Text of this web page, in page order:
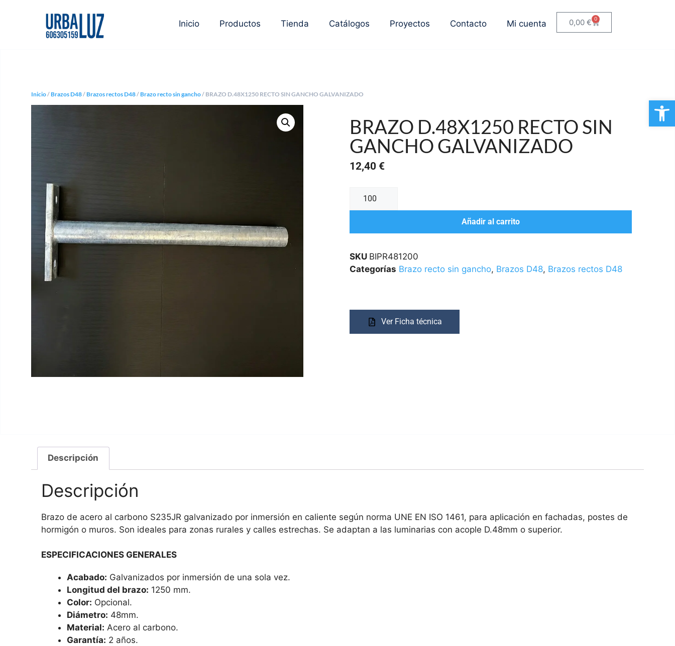
Inicio Productos Tienda Catálogos Proyectos Contacto Mi cuenta 0,00 € 0
Inicio/Brazos D48/Brazos rectos D48/Brazo recto sin gancho/ BRAZO D.48X1250 RECTO SIN GANCHO GALVANIZADO
BRAZO D.48X1250 RECTO SIN
GANCHO GALVANIZADO
12,40 €
Añadir al carrito
SKU BIPR481200
Categorías Brazo recto sin gancho, Brazos D48, Brazos rectos D48
Ver Ficha técnica
Descripción
Descripción
Brazo de acero al carbono S235JR galvanizado por inmersión en caliente según norma UNE EN ISO 1461, para aplicación en fachadas, postes de
hormigón o muros. Son ideales para zonas rurales y calles estrechas. Se adaptan a las luminarias con acople D.48mm o superior.
ESPECIFICACIONES GENERALES
Acabado: Galvanizados por inmersión de una sola vez.
Longitud del brazo: 1250 mm.
Color: Opcional.
Diámetro: 48mm.
Material: Acero al carbono.
Garantía: 2 años.